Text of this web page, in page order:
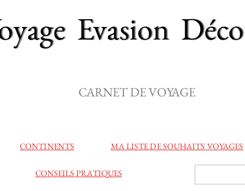
Evasion
CARNET DE VOYAGE
CONTINENTS MA LISTE DE SOUHAITS VOYAGES
CONSEILS PRATIQUES
CONSEILS PRATIQUES